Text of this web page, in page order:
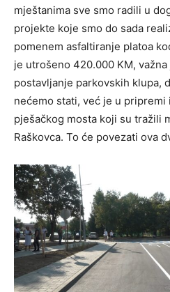
mještanima sve smo radili u
projekte koje smo do sada
pomenem asfaltiranje platoa
je utrošeno 420.000 KM,
postavljanje parkovskih klupa,
nećemo stati, već je u pripremi
pješačkog mosta koji su tražili
Raškovca. To će povezati ova